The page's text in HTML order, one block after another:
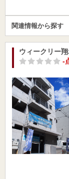
関連情報から探す
ウィークリー
-